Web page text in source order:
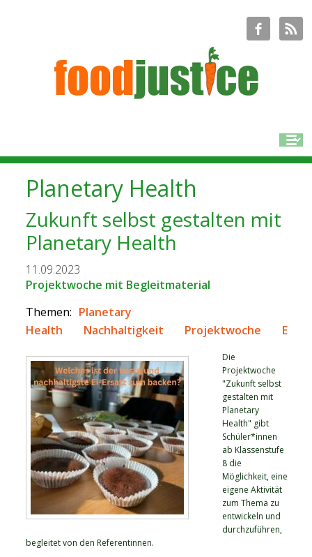
Planetary Health
Zukunft selbst gestalten mit
Planetary Health
11.09.2023
Projektwoche mit Begleitmaterial
Themen: Planetary
Health
Nachhaltigkeit Projektwoche
Die
Projektwoche
"Zukunft selbst
gestalten mit
Planetary
Health" gibt
Schüler*innen
ab Klassenstufe
8 die
Möglichkeit, eine
eigene Aktivität
zum Thema zu
entwickeln und
durchzuführen,
begleitet von den Referentinnen.